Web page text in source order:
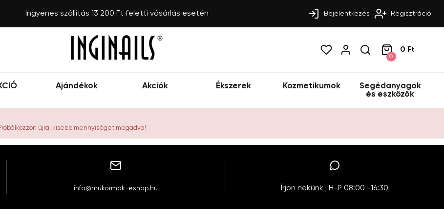
Ingyenes szállítás 13 200 Ft feletti vásárlás esetén Bejelentkezés Regisztráció
0
0 Ft
Ajándékok Akciók Ékszerek Kozmetikumok
Segédanyagok
és eszközök
újra, kisebb mennyiséget megadva!
info@mukormok-eshop.hu Írjon nekünk | H-P 08:00 -16:30